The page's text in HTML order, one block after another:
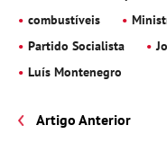
combustíveis
Partido Socialista
Luís Montenegro
Artigo Anterior